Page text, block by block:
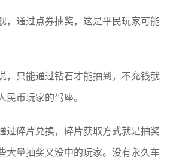
，通过点券抽奖，这是平民玩家可能
，只能通过钻石才能抽到，不充钱就
币玩家的驾座。
过碎片兑换，碎片获取方式就是抽奖
大量抽奖又没中的玩家。没有永久车